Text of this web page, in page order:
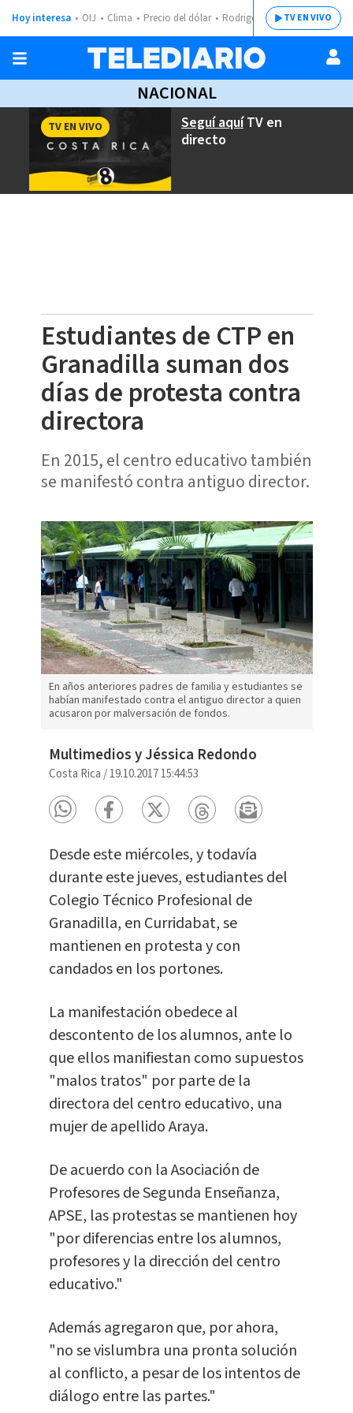
Hoy interesa OIJ Clima Precio del dólar Rodrigo ChavesTV EN VIVO
NACIONAL
Seguí aquíTV en
directo
TV EN VIVO
Estudiantes de CTP en
Granadilla suman dos
días de protesta contra
directora
En 2015, el centro educativo también
se manifestó contra antiguo director.
En años anteriores padres de familia y estudiantes se
habían manifestado contra el antiguo director a quien
acusaron por malversación de fondos.
Multimedios y Jéssica Redondo
Costa Rica /19.10.2017 15:44:53
Desde este miércoles, y todavía
durante este jueves, estudiantes del
Colegio Técnico Profesional de
Granadilla, en Curridabat, se
mantienen en protesta y con
candados en los portones.
La manifestación obedece al
descontento de los alumnos, ante lo
que ellos manifiestan como supuestos
"malos tratos" por parte de la
directora del centro educativo, una
mujer de apellido Araya.
De acuerdo con la Asociación de
Profesores de Segunda Enseñanza,
APSE, las protestas se mantienen hoy
"por diferencias entre los alumnos,
profesores y la dirección del centro
educativo."
Además agregaron que, por ahora,
"no se vislumbra una pronta solución
al conflicto, a pesar de los intentos de
diálogo entre las partes."